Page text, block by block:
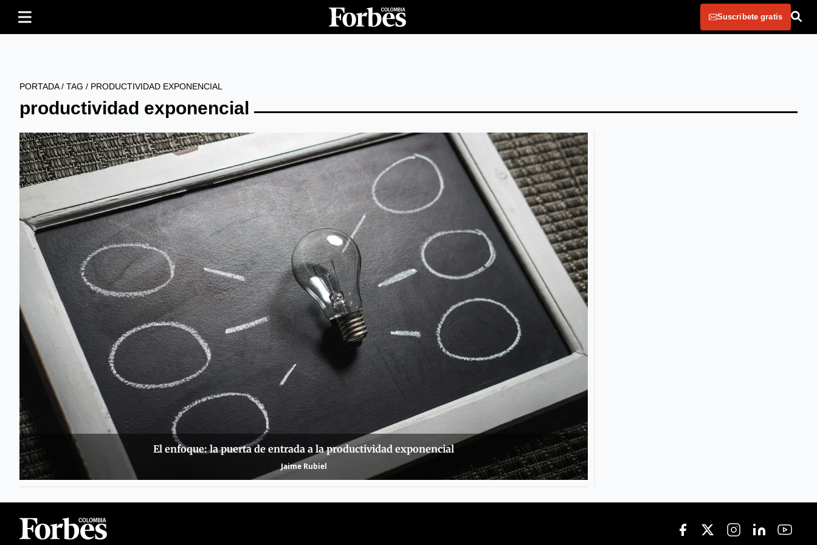
Suscribete gratis
PORTADA/ TAG / PRODUCTIVIDAD EXPONENCIAL
productividad exponencial
El enfoque: la puerta de entrada a la productividad exponencial
Jaime Rubiel